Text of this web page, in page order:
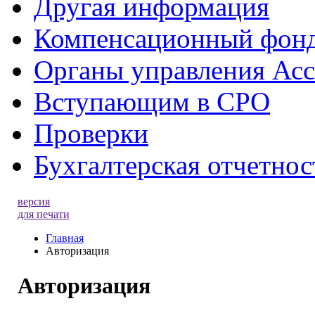
Другая информация
Компенсационный
Органы управления
Вступающим в СРО
Проверки
Бухгалтерская
версия
для печати
Главная
Авторизация
Авторизация